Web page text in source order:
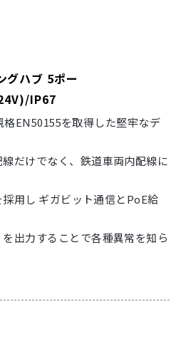
グハブ 5ポー
IP67
EN50155を取得した堅牢なデ
だけでなく、鉄道車両内配線に
用し ギガビット通信とPoE給
出力することで各種異常を知ら